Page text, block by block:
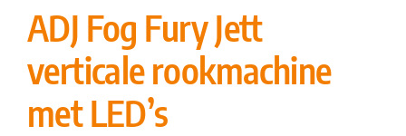
ADJ Fog Fury Jett
verticale rookmachine
met LED’s